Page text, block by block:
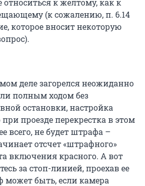
к желтому, как к
(к сожалению, п. 6.14
которое вносит некоторую
деле загорелся неожиданно
полным ходом без
остановки, настройка
проезде перекрестка в этом
всего, не будет штрафа –
отсчет «штрафного»
включения красного. А вот
за стоп-линией, проехав ее
быть, если камера